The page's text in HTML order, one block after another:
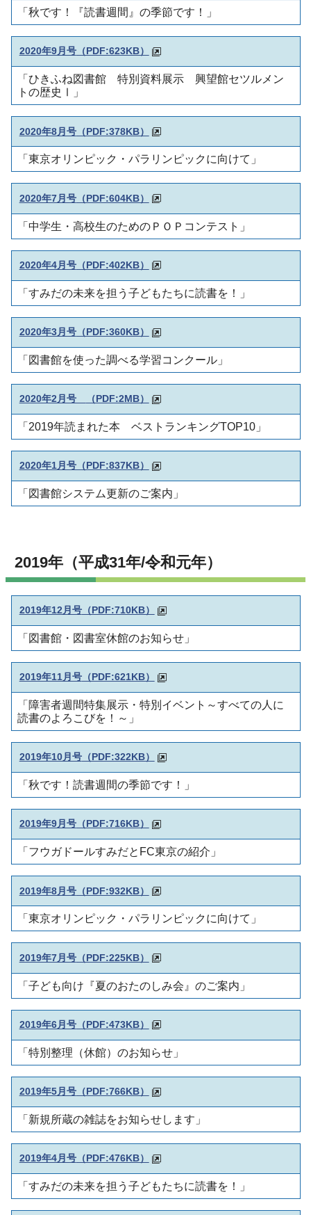
「秋です！『読書週間』の季節です！」
2020年9月号（PDF:623KB）
「ひきふね図書館 特別資料展示 興望館セツルメン
トの歴史Ⅰ」
2020年8月号（PDF:378KB）
「東京オリンピック・パラリンピックに向けて」
2020年7月号（PDF:604KB）
「中学生・高校生のためのＰＯＰコンテスト」
2020年4月号（PDF:402KB）
「すみだの未来を担う子どもたちに読書を！」
2020年3月号（PDF:360KB）
「図書館を使った調べる学習コンクール」
2020年2月号 （PDF:2MB）
「2019年読まれた本 ベストランキングTOP10」
2020年1月号（PDF:837KB）
「図書館システム更新のご案内」
2019年（平成31年/令和元年）
2019年12月号（PDF:710KB）
「図書館・図書室休館のお知らせ」
2019年11月号（PDF:621KB）
「障害者週間特集展示・特別イベント～すべての人に
読書のよろこびを！～」
2019年10月号（PDF:322KB）
「秋です！読書週間の季節です！」
2019年9月号（PDF:716KB）
「フウガドールすみだとFC東京の紹介」
2019年8月号（PDF:932KB）
「東京オリンピック・パラリンピックに向けて」
2019年7月号（PDF:225KB）
「子ども向け『夏のおたのしみ会』のご案内」
2019年6月号（PDF:473KB）
「特別整理（休館）のお知らせ」
2019年5月号（PDF:766KB）
「新規所蔵の雑誌をお知らせします」
2019年4月号（PDF:476KB）
「すみだの未来を担う子どもたちに読書を！」